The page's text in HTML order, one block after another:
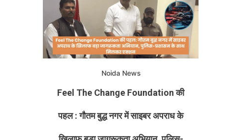
Noida News
Feel The Change Foundation की
पहल : गौतम बुद्ध नगर में साइबर अपराध के